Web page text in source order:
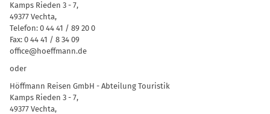
Kamps Rieden 3 - 7,
49377 Vechta,
Telefon: 0 44 41 / 89 20 0
Fax: 0 44 41 / 8 34 09
office@hoeffmann.de
oder
Höffmann Reisen GmbH - Abteilung Touristik
Kamps Rieden 3 - 7,
49377 Vechta,